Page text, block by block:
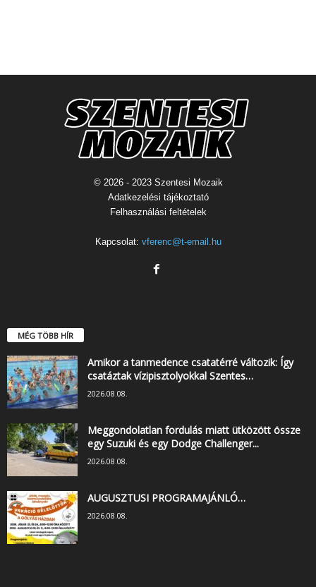
© 2026 - 2023 Szentesi Mozaik
Adatkezelési tájékoztató
Felhasználási feltételek
Kapcsolat: vferenc@t-email.hu
MÉG TÖBB HÍR
Amikor a tanmedence csatatérré változik: Így
csatáztak vízipisztolyokkal Szentes…
2026.08.08.
Meggondolatlan fordulás miatt ütközött össze
egy Suzuki és egy Dodge Challenger...
2026.08.08.
AUGUSZTUSI PROGRAMAJÁNLÓ…
2026.08.08.